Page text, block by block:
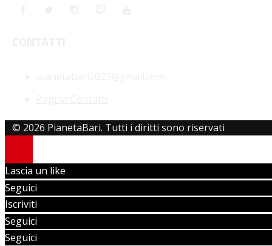
© 2026 PianetaBari. Tutti i diritti sono riservati
Lascia un like
Seguici
Iscriviti
Seguici
Seguici